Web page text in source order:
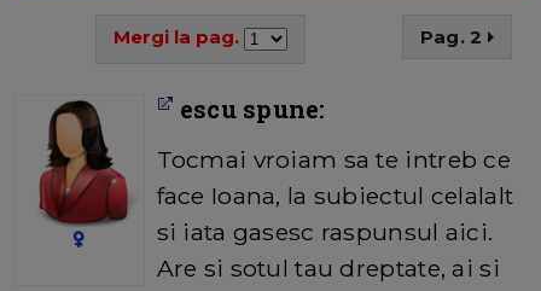
Mergi la pag. Pag. 2
escu spune:
Tocmai vroiam sa te intreb ce
face Ioana, la subiectul celalalt
si iata gasesc raspunsul aici.
Are si sotul tau dreptate, ai si